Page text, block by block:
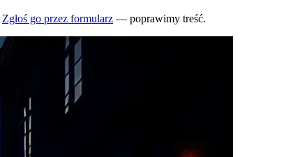
Zgłoś go przez formularz — poprawimy treść.